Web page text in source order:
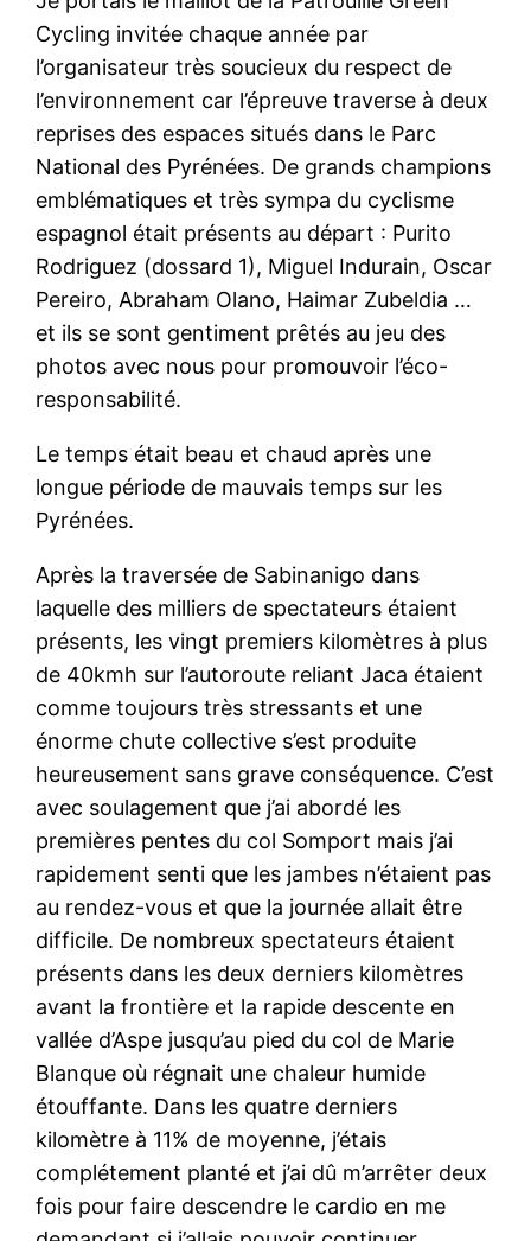
Cycling invitée chaque année par
l’organisateur très soucieux du respect de
l’environnement car l’épreuve traverse à deux
reprises des espaces situés dans le Parc
National des Pyrénées. De grands champions
emblématiques et très sympa du cyclisme
espagnol était présents au départ : Purito
Rodriguez (dossard 1), Miguel Indurain, Oscar
Pereiro, Abraham Olano, Haimar Zubeldia …
et ils se sont gentiment prêtés au jeu des
photos avec nous pour promouvoir l’éco-
responsabilité.
Le temps était beau et chaud après une
longue période de mauvais temps sur les
Pyrénées.
Après la traversée de Sabinanigo dans
laquelle des milliers de spectateurs étaient
présents, les vingt premiers kilomètres à plus
de 40kmh sur l’autoroute reliant Jaca étaient
comme toujours très stressants et une
énorme chute collective s’est produite
heureusement sans grave conséquence. C’est
avec soulagement que j’ai abordé les
premières pentes du col Somport mais j’ai
rapidement senti que les jambes n’étaient pas
au rendez-vous et que la journée allait être
difficile. De nombreux spectateurs étaient
présents dans les deux derniers kilomètres
avant la frontière et la rapide descente en
vallée d’Aspe jusqu’au pied du col de Marie
Blanque où régnait une chaleur humide
étouffante. Dans les quatre derniers
kilomètre à 11% de moyenne, j’étais
complétement planté et j’ai dû m’arrêter deux
fois pour faire descendre le cardio en me